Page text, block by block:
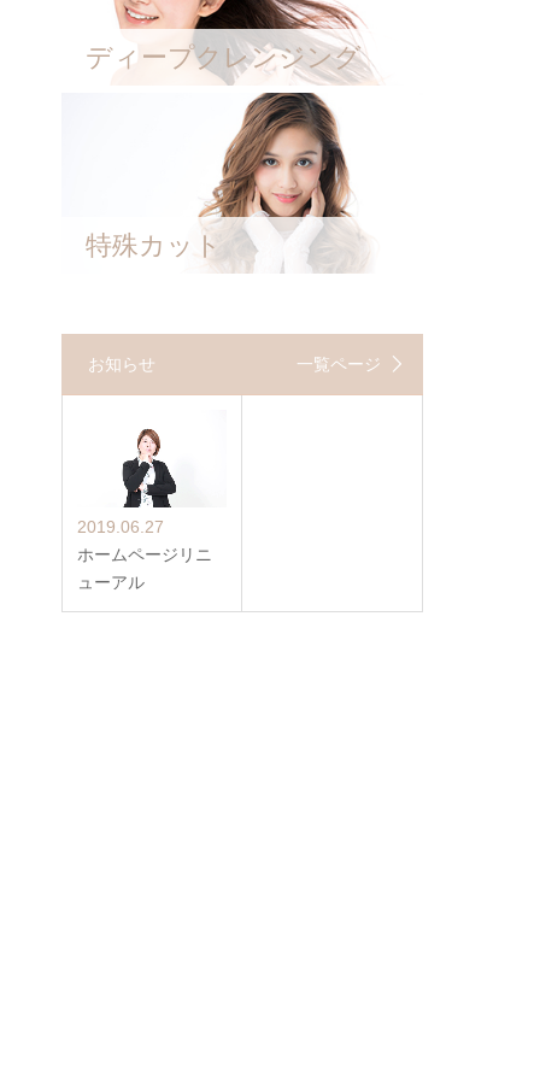
ディープクレンジング
特殊カット
お知らせ 一覧ページ
2019.06.27
ホームページリニ
ューアル